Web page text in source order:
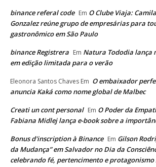
binance referal code Em O Clube Viaja:
Gonzalez reúne grupo de empresárias para
gastronômico em São Paulo
binance Registrera Em Natura Tododia lança
em edição limitada para o verão
Eleonora Santos Chaves Em O embaixador
anuncia Kaká como nome global de Malbec
Creati un cont personal Em O Poder da
Fabiana Midlej lança e-book sobre a
Bonus d'inscription à Binance Em Gilson
da Mudança” em Salvador no Dia da
celebrando fé, pertencimento e protagonismo